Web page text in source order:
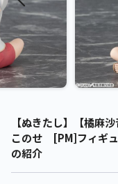
【ぬきたし】【橘麻
このせ [PM]フィギ
の紹介